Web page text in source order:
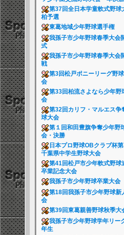
第37回全日本学童軟式野球
柏予選
東葛地域少年野球選手権
我孫子市少年野球春季大会
式
我孫子市少年野球春季大会
戦
第3回松戸ポニーリーグ野
会
第33回柏流さよなら少年野
会
第32回カリフ・マルエス争
球大会
第１回和田豊旗争奪少年野
会・決勝
日本プロ野球OBクラブ杯第
千葉県中学生野球大会
第41回松戸市少年軟式野球
卒業記念大会
我孫子市少年野球卒業大会
第18回我孫子市少年野球新
会
第39回東葛親善野球秋季大
我孫子市少年野球学年リー
年生